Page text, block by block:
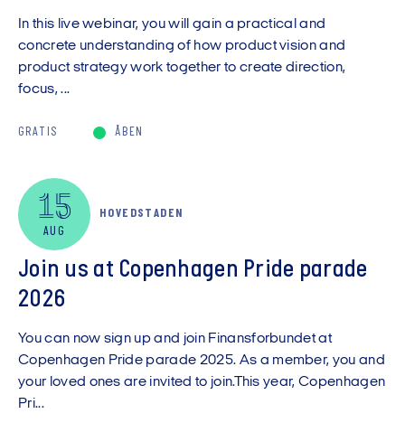
In this live webinar, you will gain a practical and
concrete understanding of how product vision and
product strategy work together to create direction,
focus, ...
GRATIS ÅBEN
15
AUG
HOVEDSTADEN
Join us at Copenhagen Pride parade
2026
You can now sign up and join Finansforbundet at
Copenhagen Pride parade 2025. As a member, you and
your loved ones are invited to join.This year, Copenhagen
Pri...